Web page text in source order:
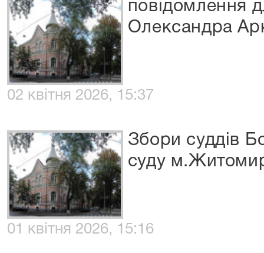
повідомлення
Олександра
02 квітня 2026, 15:37
Збори суддів
суду
01 квітня 2026, 15:16